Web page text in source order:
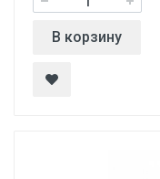
В корзину